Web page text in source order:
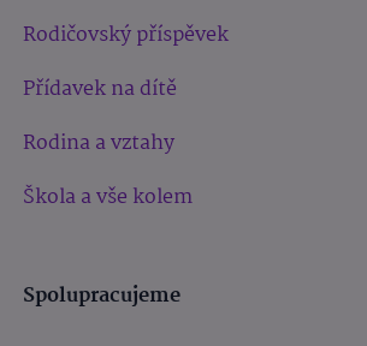
Rodičovský příspěvek
Přídavek na dítě
Rodina a vztahy
Škola a vše kolem
Spolupracujeme